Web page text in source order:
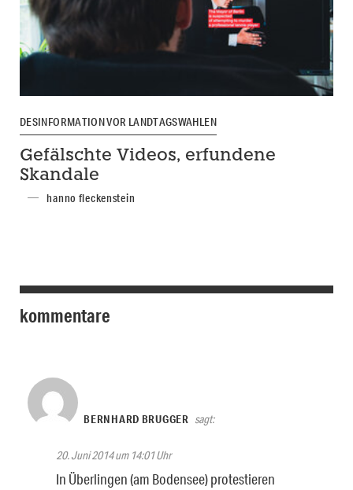
DESINFORMATION VOR LANDTAGSWAHLEN
Gefälschte Videos, erfundene
Skandale
hanno fleckenstein
kommentare
BERNHARD BRUGGER sagt:
20. Juni 2014 um 14:01 Uhr
In Überlingen (am Bodensee) protestieren